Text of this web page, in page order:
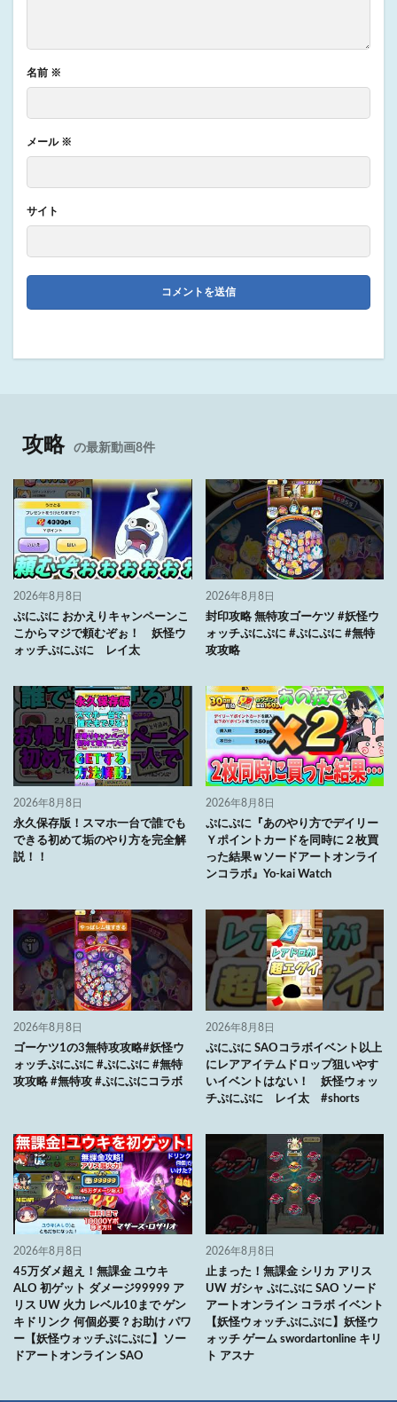
名前 ※
メール ※
サイト
攻略 の最新動画8件
2026年8月8日
ぷにぷに おかえりキャンペーンこ
こからマジで頼むぞぉ！ 妖怪ウ
ォッチぷにぷに レイ太
2026年8月8日
封印攻略 無特攻ゴーケツ #妖怪ウ
ォッチぷにぷに #ぷにぷに #無特
攻攻略
2026年8月8日
永久保存版！スマホ一台で誰でも
できる初めて垢のやり方を完全解
説！！
2026年8月8日
ぷにぷに『あのやり方でデイリー
Ｙポイントカードを同時に２枚買
った結果ｗソードアートオンライ
ンコラボ』Yo-kai Watch
2026年8月8日
ゴーケツ1の3無特攻攻略#妖怪ウ
ォッチぷにぷに #ぷにぷに #無特
攻攻略 #無特攻 #ぷにぷにコラボ
2026年8月8日
ぷにぷに SAOコラボイベント以上
にレアアイテムドロップ狙いやす
いイベントはない！ 妖怪ウォッ
チぷにぷに レイ太 #shorts
2026年8月8日
45万ダメ超え！無課金 ユウキ
ALO 初ゲット ダメージ99999 ア
リス UW 火力 レベル10まで ゲン
キドリンク 何個必要？お助け パワ
ー【妖怪ウォッチぷにぷに】ソー
ドアートオンライン SAO
2026年8月8日
止まった！無課金 シリカ アリス
UW ガシャ ぷにぷに SAO ソード
アートオンライン コラボ イベント
【妖怪ウォッチぷにぷに】妖怪ウ
ォッチ ゲーム swordartonline キリ
ト アスナ